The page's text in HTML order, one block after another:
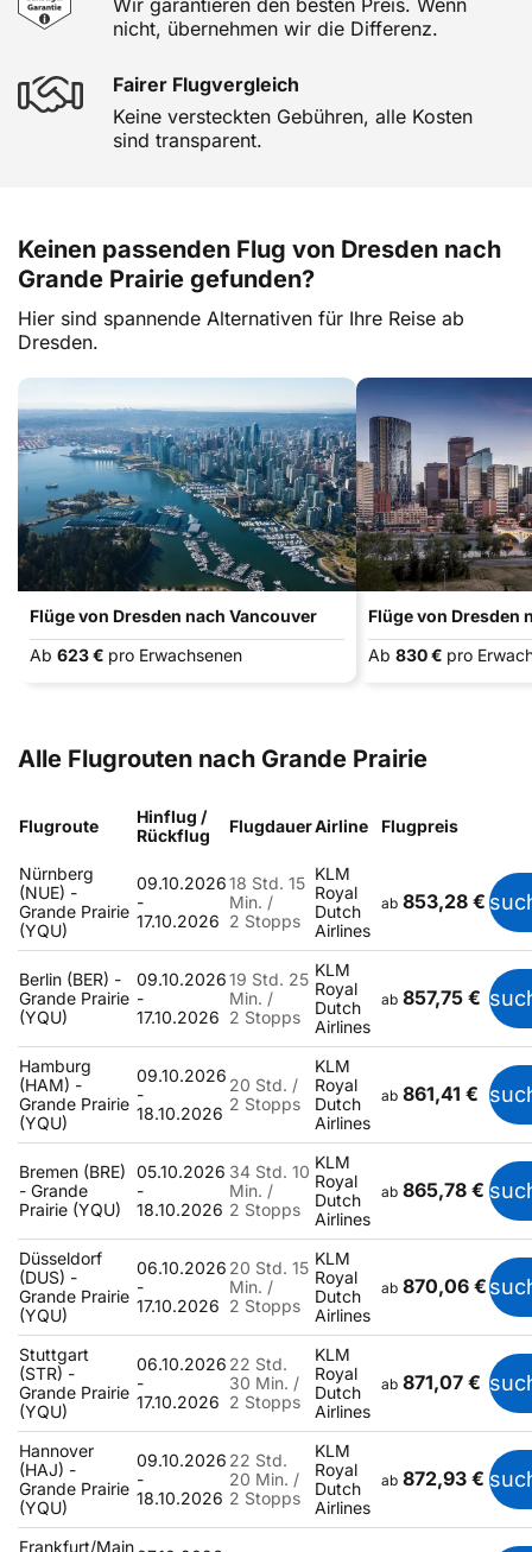
Wir garantieren den besten Preis. Wenn
nicht, übernehmen wir die Differenz.
Fairer Flugvergleich
Keine versteckten Gebühren, alle Kosten
sind transparent.
Keinen passenden Flug von Dresden nach
Grande Prairie gefunden?
Hier sind spannende Alternativen für Ihre Reise ab
Dresden.
Flüge von Dresden nach Vancouver
Ab 623 € pro Erwachsenen
Flüge von Dresden
Ab 830 € pro
Alle Flugrouten nach Grande Prairie
Flugroute
Hinflug /
Rückflug
FlugdauerAirline Flugpreis
Nürnberg
(NUE) -
Grande Prairie
(YQU)
09.10.2026
-
17.10.2026
18 Std. 15
Min. /
2 Stopps
KLM
Royal
Dutch
Airlines
ab 853,28 €
Berlin (BER) -
Grande Prairie
(YQU)
09.10.2026
-
17.10.2026
19 Std. 25
Min. /
2 Stopps
KLM
Royal
Dutch
Airlines
ab 857,75 €
Hamburg
(HAM) -
Grande Prairie
(YQU)
09.10.2026
-
18.10.2026
20 Std. /
2 Stopps
KLM
Royal
Dutch
Airlines
ab 861,41 €
Bremen (BRE)
- Grande
Prairie (YQU)
05.10.2026
-
18.10.2026
34 Std. 10
Min. /
2 Stopps
KLM
Royal
Dutch
Airlines
ab 865,78 €
Düsseldorf
(DUS) -
Grande Prairie
(YQU)
06.10.2026
-
17.10.2026
20 Std. 15
Min. /
2 Stopps
KLM
Royal
Dutch
Airlines
ab 870,06 €
Stuttgart
(STR) -
Grande Prairie
(YQU)
06.10.2026
-
17.10.2026
22 Std.
30 Min. /
2 Stopps
KLM
Royal
Dutch
Airlines
ab 871,07 €
Hannover
(HAJ) -
Grande Prairie
(YQU)
09.10.2026
-
18.10.2026
22 Std.
20 Min. /
2 Stopps
KLM
Royal
Dutch
Airlines
ab 872,93 €
Frankfurt/Main